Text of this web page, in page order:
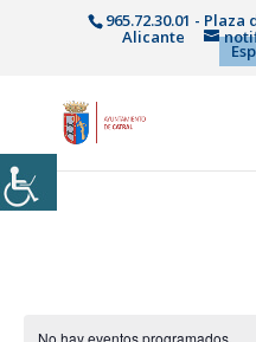
965.72.30.01 - Plaza
Alicante